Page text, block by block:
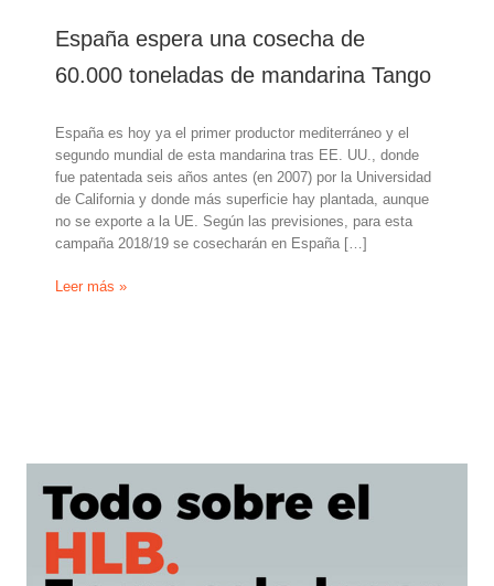
España espera una cosecha de
60.000 toneladas de mandarina Tango
España es hoy ya el primer productor mediterráneo y el
segundo mundial de esta mandarina tras EE. UU., donde
fue patentada seis años antes (en 2007) por la Universidad
de California y donde más superficie hay plantada, aunque
no se exporte a la UE. Según las previsiones, para esta
campaña 2018/19 se cosecharán en España […]
España
mandarina
Tango
Leer más »